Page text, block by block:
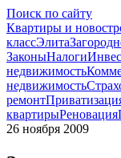
Поиск по сайту
Квартиры и
классЭлита
ЗаконыНалоги
недвижимость
недвижимость
ремонт
квартирыРеновация
26 ноября 2009